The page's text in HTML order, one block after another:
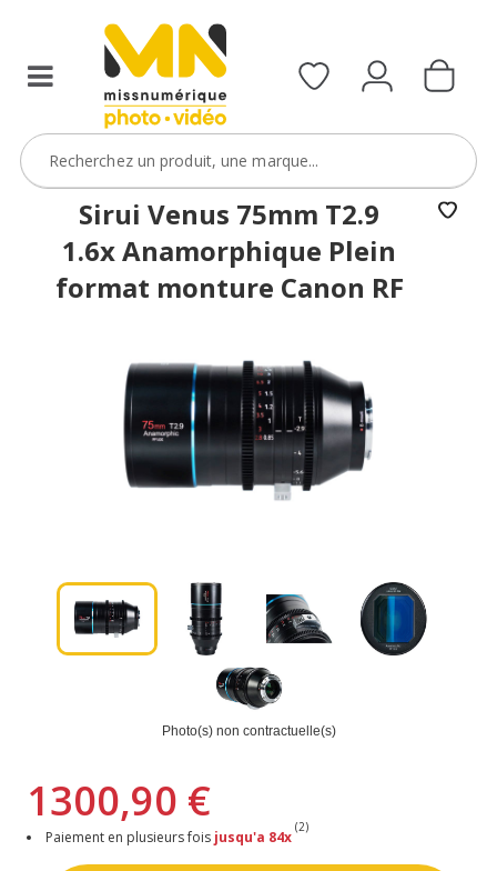
le
ObjectifFiltre5
VOIR L'OFFRE
Sirui Venus 75mm T2.9
1.6x Anamorphique Plein
format monture Canon RF
Photo(s) non contractuelle(s)
1300,90 €
Paiement en plusieurs fois jusqu'a 84x
(2)